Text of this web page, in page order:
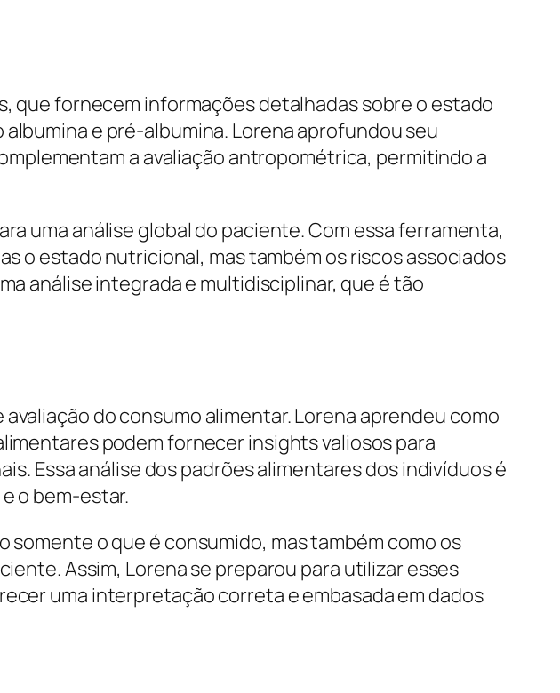
que fornecem informações detalhadas sobre o estado
e pré-albumina. Lorena aprofundou seu
a avaliação antropométrica, permitindo a
uma análise global do paciente. Com essa ferramenta,
o estado nutricional, mas também os riscos associados
análise integrada e multidisciplinar, que é tão
do consumo alimentar. Lorena aprendeu como
podem fornecer insights valiosos para
Essa análise dos padrões alimentares dos indivíduos é
o bem-estar.
o que é consumido, mas também como os
Assim, Lorena se preparou para utilizar esses
uma interpretação correta e embasada em dados